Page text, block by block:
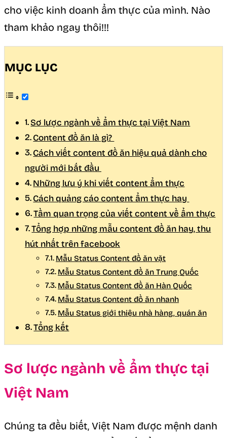
cho việc kinh doanh ẩm thực của mình. Nào
tham khảo ngay thôi!!!
MỤC LỤC
Sơ lược ngành về ẩm thực tại Việt Nam
Content đồ ăn là gì?
Cách viết content đồ ăn hiệu quả dành cho
người mới bắt đầu
Những lưu ý khi viết content ẩm thực
Cách quảng cáo content ẩm thực hay
Tầm quan trọng của viết content về ẩm thực
Tổng hợp những mẫu content đồ ăn hay, thu
hút nhất trên facebook
Mẫu Status Content đồ ăn vặt
Mẫu Status Content đồ ăn Trung Quốc
Mẫu Status Content đồ ăn Hàn Quốc
Mẫu Status Content đồ ăn nhanh
Mẫu Status giới thiệu nhà hàng, quán ăn
Tổng kết
Sơ lược ngành về ẩm thực tại
Việt Nam
Chúng ta đều biết, Việt Nam được mệnh danh